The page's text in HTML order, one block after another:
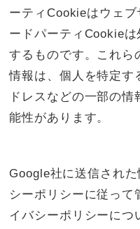
ーティCookieはウェ
ードパーティCookie
するものです。これら
情報は、個人を特定す
ドレスなどの一部の
能性があります。
Google社に送信され
シーポリシーに従って
イバシーポリシーにつ